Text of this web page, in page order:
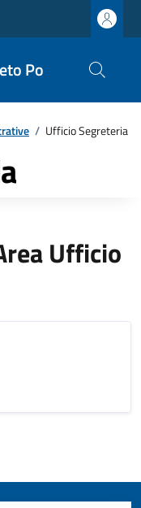
Po
/ Ufficio Segreteria
Ufficio